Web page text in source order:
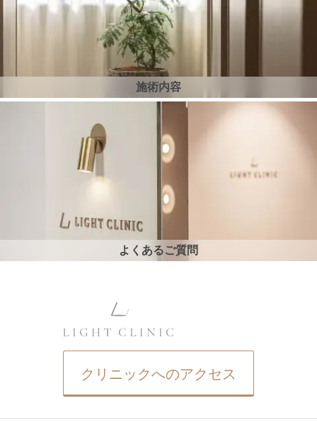
施術内容
よくあるご質問
クリニックへのアクセス